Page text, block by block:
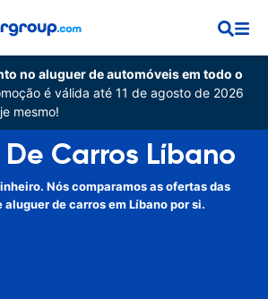
no aluguer de automóveis em todo o
é válida até 11 de agosto de 2026
mesmo!
Carros Líbano
Nós comparamos as ofertas das
aluguer de carros em Líbano por si.